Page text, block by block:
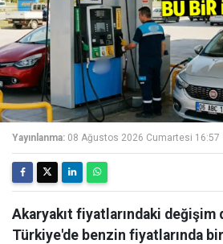
Yayınlanma: 08 Ağustos 2026 Cumartesi 16:57
Akaryakıt fiyatlarındaki değişim
Türkiye'de benzin fiyatlarında